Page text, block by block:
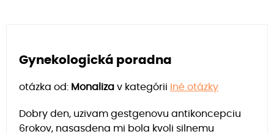
Gynekologická poradna
otázka od: Monaliza v kategórii Iné otázky
Dobry den, uzivam gestgenovu antikoncepciu
6rokov, nasasdena mi bola kvoli silnemu